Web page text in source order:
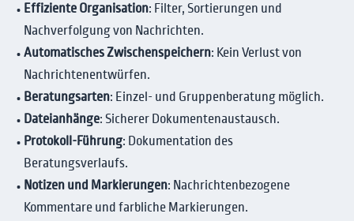
Effiziente Organisation: Filter, Sortierungen und
Nachverfolgung von Nachrichten.
Automatisches Zwischenspeichern: Kein Verlust von
Nachrichtenentwürfen.
Beratungsarten: Einzel- und Gruppenberatung möglich.
Dateianhänge: Sicherer Dokumentenaustausch.
Protokoll-Führung: Dokumentation des
Beratungsverlaufs.
Notizen und Markierungen: Nachrichtenbezogene
Kommentare und farbliche Markierungen.